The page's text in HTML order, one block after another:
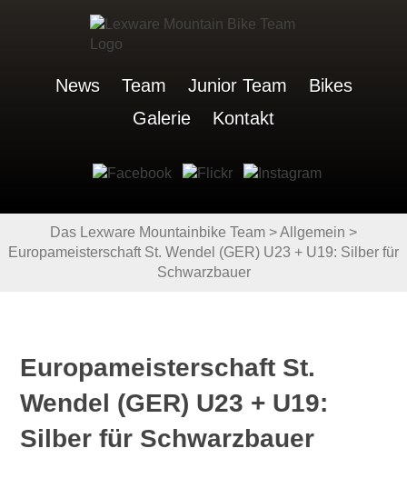
News Team Junior Team
Bikes
Galerie
Kontakt
Das Lexware Mountainbike Team >Allgemein >
Europameisterschaft St. Wendel (GER) U23 + U19: Silber für
Schwarzbauer
Europameisterschaft St.
Wendel (GER) U23 + U19:
Silber für Schwarzbauer